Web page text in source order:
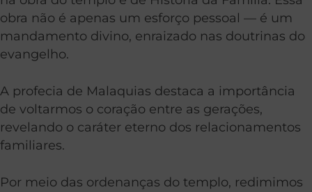
obra não é apenas um esforço pessoal — é um
mandamento divino, enraizado nas doutrinas do
evangelho.
A profecia de Malaquias destaca a importância
de voltarmos o coração entre as gerações,
revelando o caráter eterno dos relacionamentos
familiares.
Por meio das ordenanças do templo, redimimos